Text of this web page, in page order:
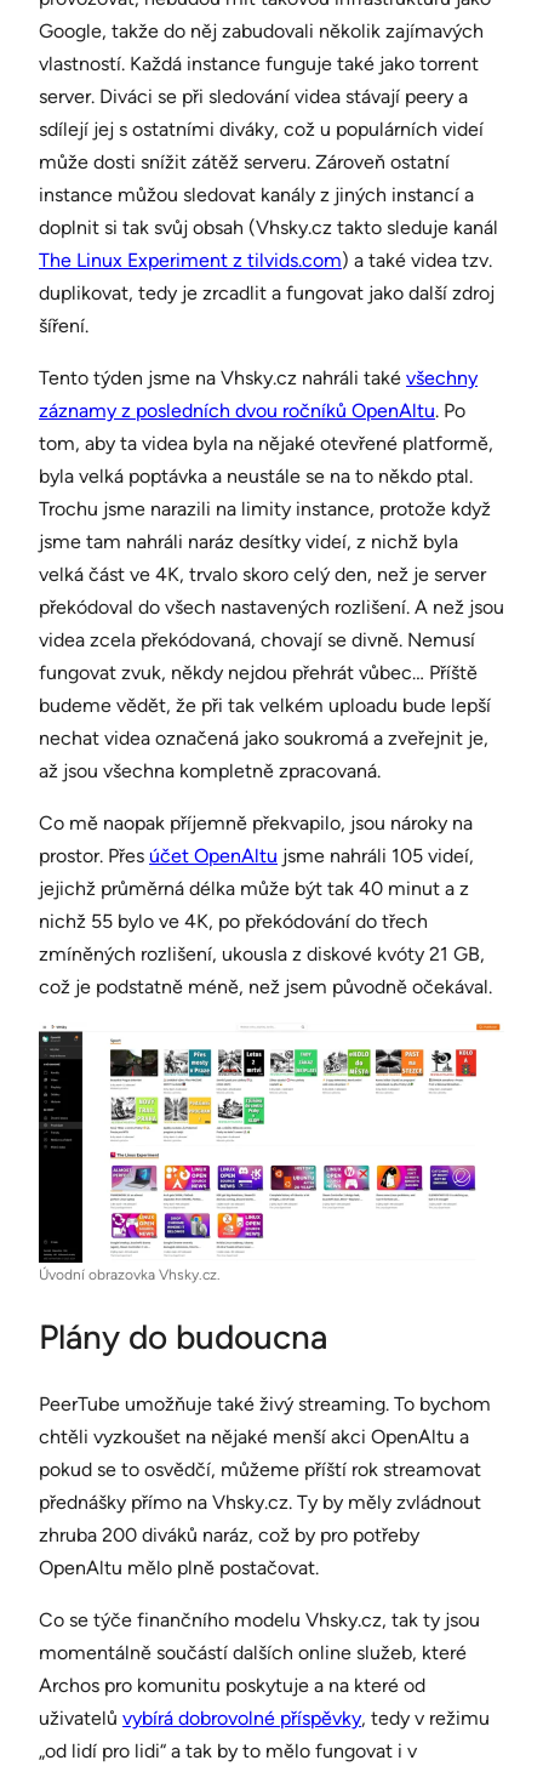
Google, takže do něj zabudovali několik zajímavých
vlastností. Každá instance funguje také jako torrent
server. Diváci se při sledování videa stávají peery a
sdílejí jej s ostatními diváky, což u populárních videí
může dosti snížit zátěž serveru. Zároveň ostatní
instance můžou sledovat kanály z jiných instancí a
doplnit si tak svůj obsah (Vhsky.cz takto sleduje kanál
The Linux Experiment z tilvids.com) a také videa tzv.
duplikovat, tedy je zrcadlit a fungovat jako další zdroj
šíření.
Tento týden jsme na Vhsky.cz nahráli také všechny
záznamy z posledních dvou ročníků OpenAltu. Po
tom, aby ta videa byla na nějaké otevřené platformě,
byla velká poptávka a neustále se na to někdo ptal.
Trochu jsme narazili na limity instance, protože když
jsme tam nahráli naráz desítky videí, z nichž byla
velká část ve 4K, trvalo skoro celý den, než je server
překódoval do všech nastavených rozlišení. A než jsou
videa zcela překódovaná, chovají se divně. Nemusí
fungovat zvuk, někdy nejdou přehrát vůbec… Příště
budeme vědět, že při tak velkém uploadu bude lepší
nechat videa označená jako soukromá a zveřejnit je,
až jsou všechna kompletně zpracovaná.
Co mě naopak příjemně překvapilo, jsou nároky na
prostor. Přes účet OpenAltu jsme nahráli 105 videí,
jejichž průměrná délka může být tak 40 minut a z
nichž 55 bylo ve 4K, po překódování do třech
zmíněných rozlišení, ukousla z diskové kvóty 21 GB,
což je podstatně méně, než jsem původně očekával.
Úvodní obrazovka Vhsky.cz.
Plány do budoucna
PeerTube umožňuje také živý streaming. To bychom
chtěli vyzkoušet na nějaké menší akci OpenAltu a
pokud se to osvědčí, můžeme příští rok streamovat
přednášky přímo na Vhsky.cz. Ty by měly zvládnout
zhruba 200 diváků naráz, což by pro potřeby
OpenAltu mělo plně postačovat.
Co se týče finančního modelu Vhsky.cz, tak ty jsou
momentálně součástí dalších online služeb, které
Archos pro komunitu poskytuje a na které od
uživatelů vybírá dobrovolné příspěvky, tedy v režimu
„od lidí pro lidi“ a tak by to mělo fungovat i v